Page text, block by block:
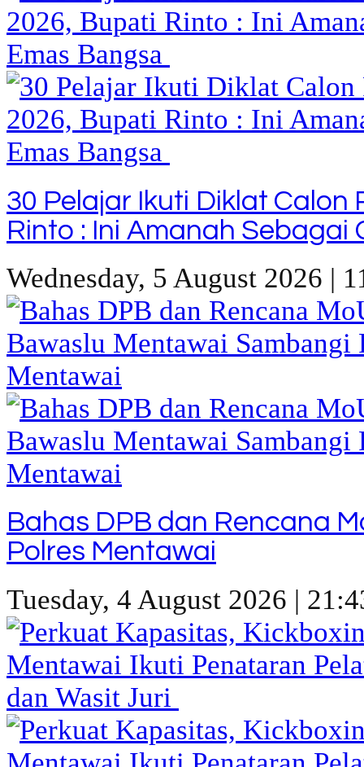
30 Pelajar Ikuti Diklat Calon
Rinto : Ini Amanah
Wednesday, 5 August 2026 |
Bahas DPB dan Rencana
Polres Mentawai
Tuesday, 4 August 2026 |